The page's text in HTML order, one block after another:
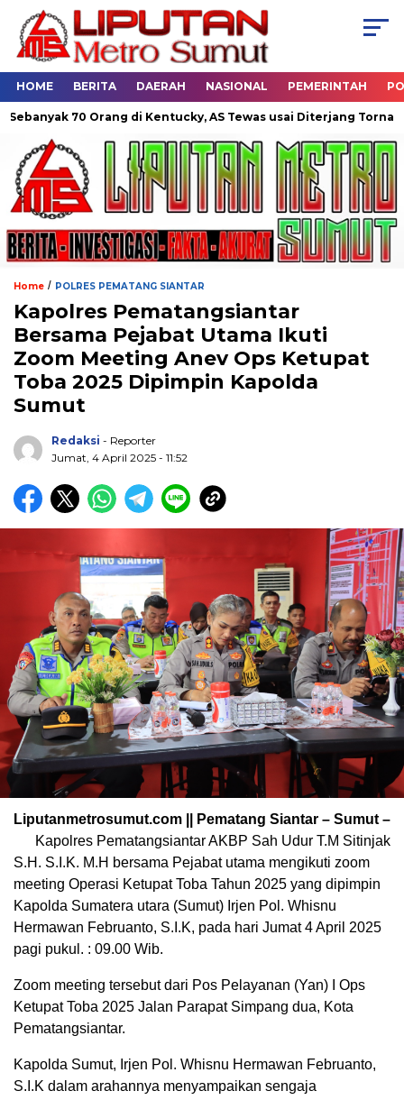
HOME BERITA DAERAH NASIONAL PEMERINTAH
70 Orang di Kentucky, AS Tewas usai Diterjang Tornado Dahsyat
Home / POLRES PEMATANG SIANTAR
Kapolres Pematangsiantar
Bersama Pejabat Utama Ikuti
Zoom Meeting Anev Ops Ketupat
Toba 2025 Dipimpin Kapolda
Sumut
Redaksi - Reporter
Jumat, 4 April 2025 - 11:52
Liputanmetrosumut.com || Pematang Siantar – Sumut –
Kapolres Pematangsiantar AKBP Sah Udur T.M Sitinjak
S.H. S.I.K. M.H bersama Pejabat utama mengikuti zoom
meeting Operasi Ketupat Toba Tahun 2025 yang dipimpin
Kapolda Sumatera utara (Sumut) Irjen Pol. Whisnu
Hermawan Februanto, S.I.K, pada hari Jumat 4 April 2025
pagi pukul. : 09.00 Wib.
Zoom meeting tersebut dari Pos Pelayanan (Yan) I Ops
Ketupat Toba 2025 Jalan Parapat Simpang dua, Kota
Pematangsiantar.
Kapolda Sumut, Irjen Pol. Whisnu Hermawan Februanto,
S.I.K dalam arahannya menyampaikan sengaja